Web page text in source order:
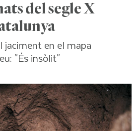
del segle X
jaciment en el mapa
"És insòlit"